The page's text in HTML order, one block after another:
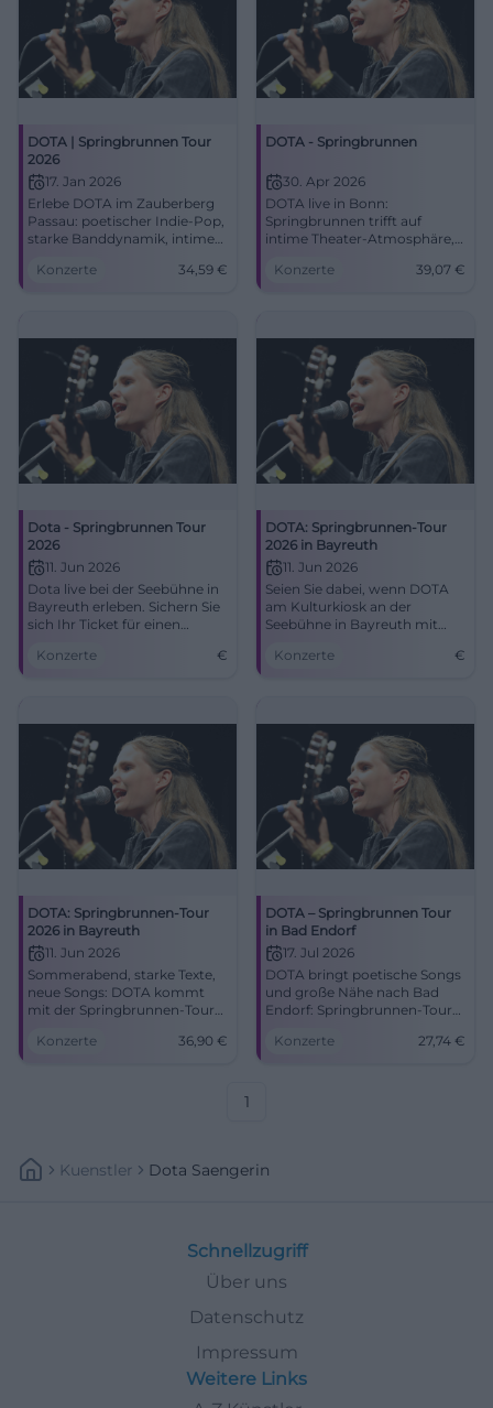
DOTA | Springbrunnen Tour
2026
17. Jan 2026
Erlebe DOTA im Zauberberg
Passau: poetischer Indie-Pop,
starke Banddynamik, intime
Einlass 19:00, Tickets ab 34,59
Konzerte 34,59 €
DOTA - Springbrunnen
30. Apr 2026
DOTA live in Bonn:
Springbrunnen trifft auf
intime Theater-Atmosphäre,
Bandmomente. 30.04.2026,
Konzerte 39,07 €
Dota - Springbrunnen Tour
2026
11. Jun 2026
Dota live bei der Seebühne in
Bayreuth erleben. Sichern Sie
sich Ihr Ticket für einen
Konzerte
€
DOTA: Springbrunnen-Tour
2026 in Bayreuth
11. Jun 2026
Seien Sie dabei, wenn DOTA
am Kulturkiosk an der
Seebühne in Bayreuth mit
und klugen Texten verzaubert.
Konzerte €
DOTA: Springbrunnen-Tour
2026 in Bayreuth
11. Jun 2026
Sommerabend, starke Texte,
neue Songs: DOTA kommt
mit der Springbrunnen-Tour
in der Wilhelminenaue.
Konzerte 36,90 €
DOTA – Springbrunnen Tour
in Bad Endorf
17. Jul 2026
DOTA bringt poetische Songs
und große Nähe nach Bad
Endorf: Springbrunnen-Tour
Jolling, 17.07.2026, 27,74 €.
Konzerte 27,74 €
1
Kuenstler Dota Saengerin
Schnellzugriff
Über uns
Datenschutz
Impressum
Weitere Links